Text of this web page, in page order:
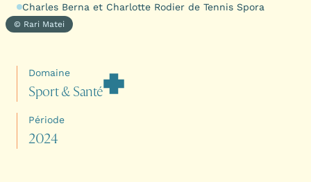
Charles Berna et Charlotte Rodier de Tennis Spora
© Rari Matei
Domaine
Sport& Santé
Période
2024